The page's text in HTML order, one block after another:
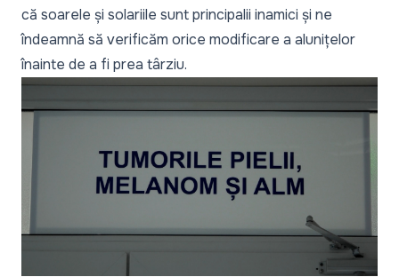
că soarele și solariile sunt principalii inamici și ne
îndeamnă să verificăm orice modificare a alunițelor
înainte de a fi prea târziu.